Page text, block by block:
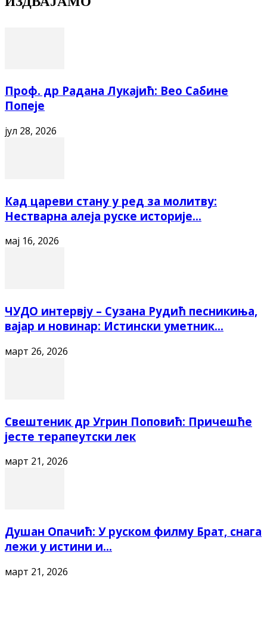
Проф. др Радана Лукајић: Вео Сабине
Попеје
јул 28, 2026
Кад цареви стану у ред за молитву:
Нестварна алеја руске историје...
мај 16, 2026
ЧУДО интервју – Сузана Рудић песникиња,
вајар и новинар: Истински уметник...
март 26, 2026
Свештеник др Угрин Поповић: Причешће
јесте терапеутски лек
март 21, 2026
Душан Опачић: У руском филму Брат, снага
лежи у истини и...
март 21, 2026